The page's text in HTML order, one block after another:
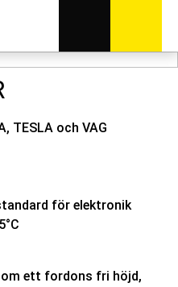
TESLA och VAG
för elektronik
ett fordons fri höjd,